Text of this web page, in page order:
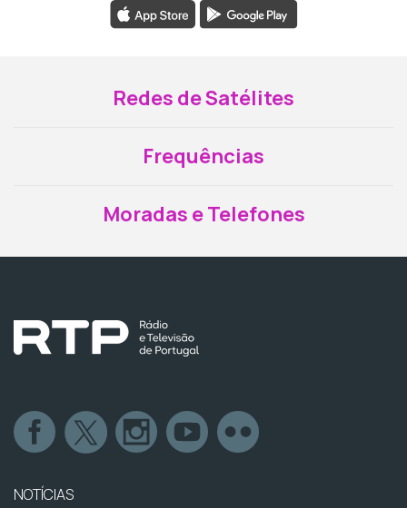
Redes de Satélites
Frequências
Moradas e Telefones
NOTÍCIAS